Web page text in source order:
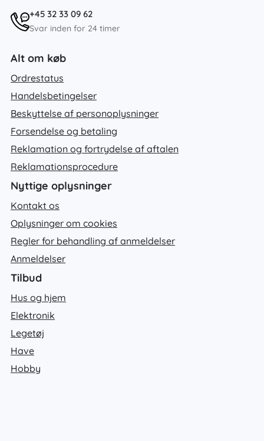
+45 32 33 09 62
Svar inden for 24 timer
Alt om køb
Ordrestatus
Handelsbetingelser
Beskyttelse af personoplysninger
Forsendelse og betaling
Reklamation og fortrydelse af aftalen
Reklamationsprocedure
Nyttige oplysninger
Kontakt os
Oplysninger om cookies
Regler for behandling af anmeldelser
Anmeldelser
Tilbud
Hus og hjem
Elektronik
Legetøj
Have
Hobby